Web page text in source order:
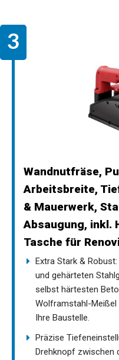
Wandnutfräse,
Arbeitsbreite,
& Mauerwerk,
Absaugung, inkl.
Tasche für
Extra Stark &
und gehärteten
selbst härtesten
Wolframstahl-Meißel
Ihre Baustelle.
Präzise
Drehknopf zwischen